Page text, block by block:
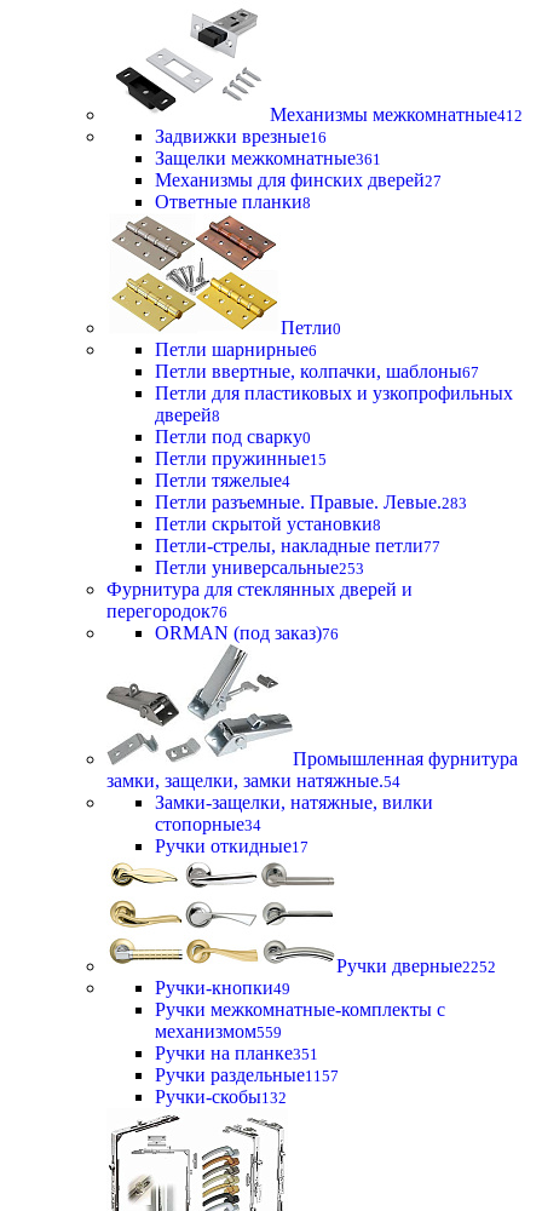
Механизмы межкомнатные412
Задвижки врезные16
Защелки межкомнатные361
Механизмы для финских дверей27
Ответные планки8
Петли0
Петли шарнирные6
Петли ввертные, колпачки, шаблоны67
Петли для пластиковых и узкопрофильных
дверей8
Петли под сварку0
Петли пружинные15
Петли тяжелые4
Петли разъемные. Правые. Левые.283
Петли скрытой установки8
Петли-стрелы, накладные петли77
Петли универсальные253
Фурнитура для стеклянных дверей и
перегородок76
ORMAN (под заказ)76
Промышленная фурнитура
замки, защелки, замки натяжные.54
Замки-защелки, натяжные, вилки
стопорные34
Ручки откидные17
Ручки дверные2252
Ручки-кнопки49
Ручки межкомнатные-комплекты с
механизмом559
Ручки на планке351
Ручки раздельные1157
Ручки-скобы132